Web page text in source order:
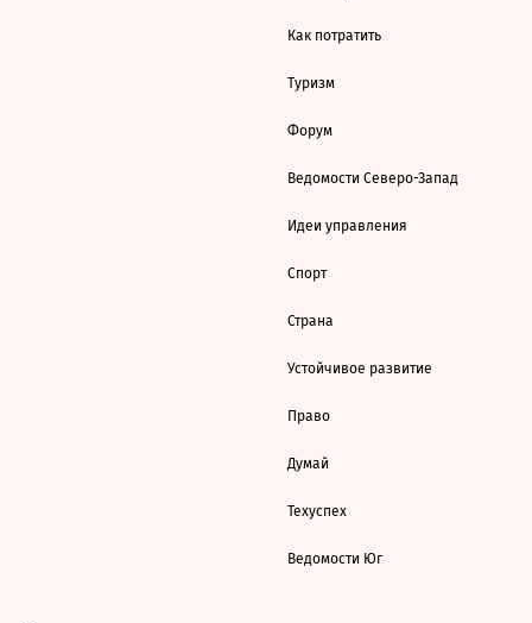
Как потратить
Туризм
Форум
Ведомости Северо-Запад
Идеи управления
Спорт
Страна
Устойчивое развитие
Право
Думай
Техуспех
Ведомости Юг